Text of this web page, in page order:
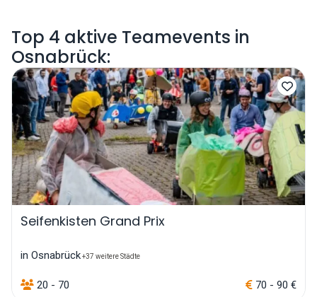
Top 4 aktive Teamevents in
Osnabrück:
Seifenkisten Grand Prix
in Osnabrück+37 weitere Städte
20 - 70 70 - 90 €